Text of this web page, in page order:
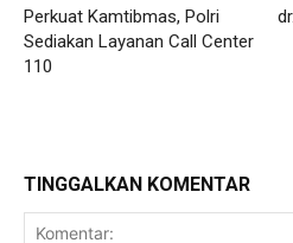
Perkuat Kamtibmas, Polri
Sediakan Layanan Call Center
110
TINGGALKAN KOMENTAR